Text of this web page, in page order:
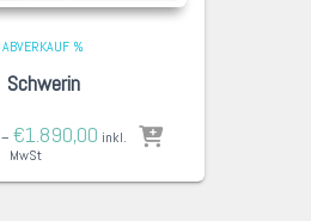
ABVERKAUF %
Schwerin
– €1.890,00 inkl.
MwSt